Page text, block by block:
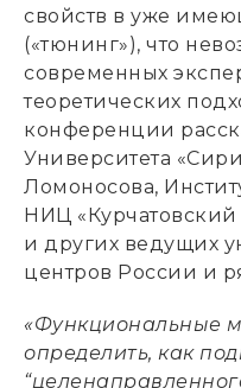
свойств в уже
(«тюнинг»), что
современных
теоретических
конференции
Университета
Ломоносова,
НИЦ
и других ведущих
центров России и
«Функциональные
определить, как